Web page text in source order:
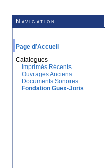
Navigation
Page d’Accueil
Catalogues
Imprimés Récents
Ouvrages Anciens
Documents Sonores
Fondation Guex-Joris